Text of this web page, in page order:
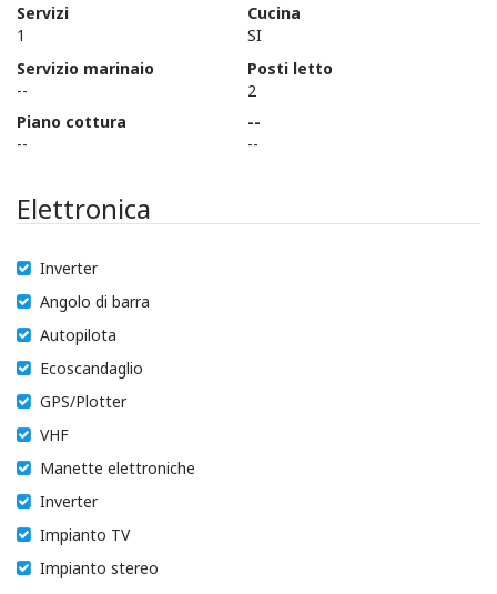
Servizi
1
Cucina
SI
Servizio marinaio
--
Piano cottura
--
Posti letto
2
--
--
Elettronica
Inverter
Angolo di barra
Autopilota
Ecoscandaglio
GPS/Plotter
VHF
Manette elettroniche
Inverter
Impianto TV
Impianto stereo